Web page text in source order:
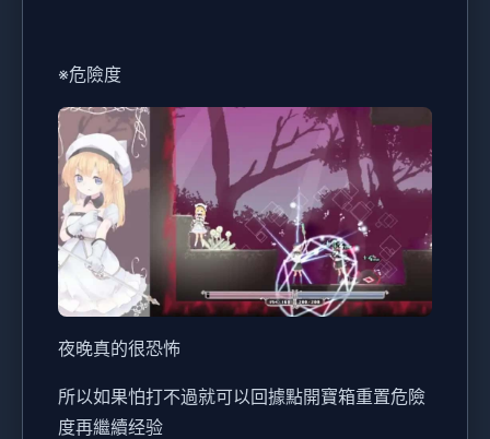
※危險度
夜晚真的很恐怖
所以如果怕打不過就可以回據點開寶箱重置危險
度再繼續经验